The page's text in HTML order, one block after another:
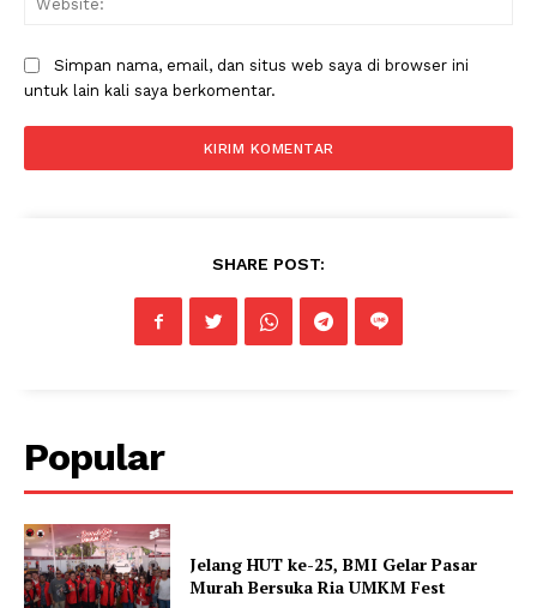
Simpan nama, email, dan situs web saya di browser ini
untuk lain kali saya berkomentar.
SHARE POST:
Popular
Jelang HUT ke-25, BMI Gelar Pasar
Murah Bersuka Ria UMKM Fest